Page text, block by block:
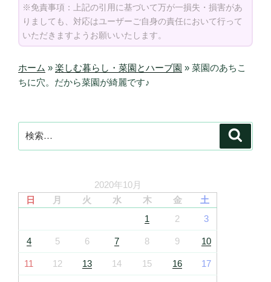
※免責事項：上記の引用に基づいて万が一損失・損害があ
りましても、対応はユーザーご自身の責任において行って
いただきますようお願いいたします。
ホーム » 楽しむ暮らし・菜園とハーブ園 » 菜園のあちこ
ちに穴。だから菜園が綺麗です♪
索:
2020年10月
日
月 火 水 木 金
土
1
2 3
4 5 6 7 8 9 10
11 12 13 14 15 16 17